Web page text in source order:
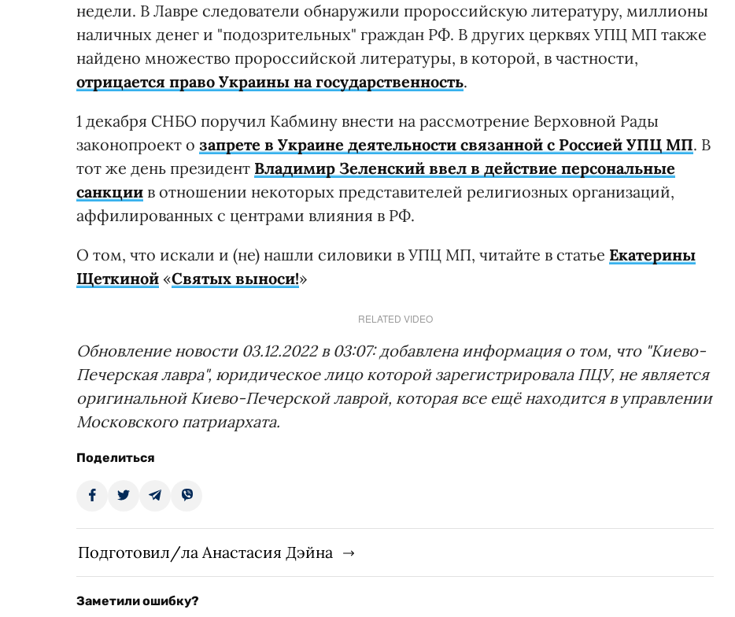
недели. В Лавре следователи обнаружили пророссийскую литературу, миллионы
наличных денег и "подозрительных" граждан РФ. В других церквях УПЦ МП также
найдено множество пророссийской литературы, в которой, в частности,
отрицается право Украины на государственность.
1 декабря СНБО поручил Кабмину внести на рассмотрение Верховной Рады
законопроект о запрете в Украине деятельности связанной с Россией УПЦ МП. В
тот же день президент Владимир Зеленский ввел в действие персональные
санкции в отношении некоторых представителей религиозных организаций,
аффилированных с центрами влияния в РФ.
О том, что искали и (не) нашли силовики в УПЦ МП, читайте в статье Екатерины
Щеткиной «Святых выноси!»
RELATED VIDEO
Обновление новости 03.12.2022 в 03:07: добавлена информация о том, что "Киево-
Печерская лавра", юридическое лицо которой зарегистрировала ПЦУ, не является
оригинальной Киево-Печерской лаврой, которая все ещё находится в управлении
Московского патриархата.
Поделиться
Подготовил/ла Анастасия Дэйна
Заметили ошибку?